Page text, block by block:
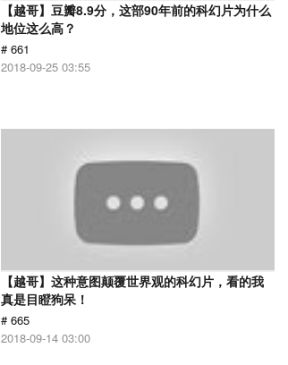
【越哥】豆瓣8.9分，这部90年前的科幻片为什么
地位这么高？
# 661
2018-09-25 03:55
【越哥】这种意图颠覆世界观的科幻片，看的我
真是目瞪狗呆！
# 665
2018-09-14 03:00